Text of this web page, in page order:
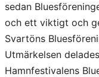
sedan
och ett viktigt och
Svartöns
Utmärkelsen
Hamnfestivalens